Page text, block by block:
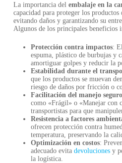
La importancia del embalaje en la
capacidad para proteger los productos
evitando daños y garantizando su
Algunos de los principales beneficios
Protección contra impactos:
espuma, plástico de burbujas y
amortiguar golpes y reducir la
Estabilidad durante el
que los productos se muevan
riesgo de daños por fricción o
Facilitación del manejo seguro
como «Frágil» o «Manejar con
transportistas para que
Resistencia a factores
ofrecen protección contra
temperatura, preservando la
Optimización en costos:
adecuado evita devolucionesy
la logística.